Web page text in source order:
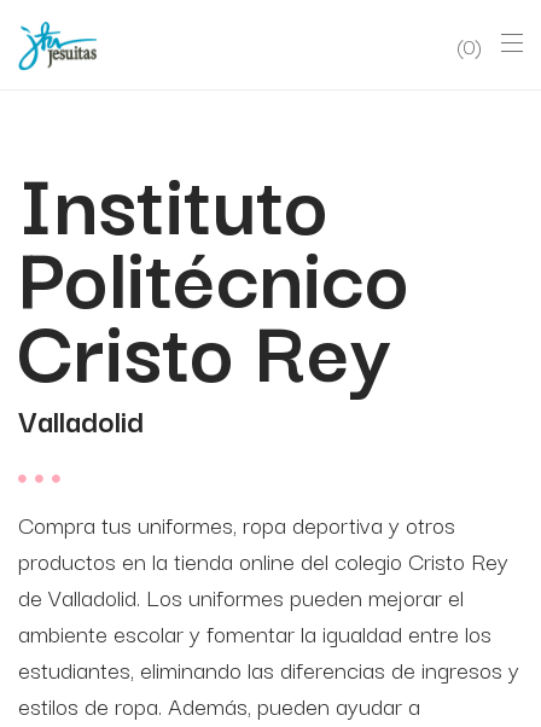
0
Instituto
Politécnico
Cristo Rey
Valladolid
Compra tus uniformes, ropa deportiva y otros
productos en la tienda online del colegio Cristo Rey
de Valladolid. Los uniformes pueden mejorar el
ambiente escolar y fomentar la igualdad entre los
estudiantes, eliminando las diferencias de ingresos y
estilos de ropa. Además, pueden ayudar a